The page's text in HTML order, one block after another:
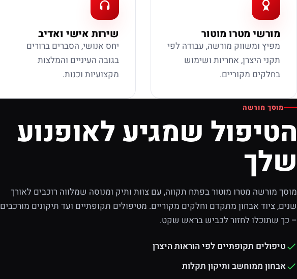
מורשי מטרו מוטור
מפיץ ומשווק מורשה, עבודה לפי
תקני היצרן, אחריות ושימוש
בחלקים מקוריים.
שירות אישי ואדיב
יחס אנושי, הסברים ברורים
בגובה העיניים והמלצות
מקצועיות וכנות.
מוסך מורשה
הטיפול שמגיע לאופנוע
שלך
מוסך מורשה מטרו מוטור בפתח תקווה, עם צוות ותיק ומנוסה שמלווה רוכבים לאורך
שנים, ציוד אבחון מתקדם וחלקים מקוריים. מטיפולים תקופתיים ועד תיקונים מורכבים
– כך שתוכלו לחזור לכביש בראש שקט.
טיפולים תקופתיים לפי הוראות היצרן
אבחון ממוחשב ותיקון תקלות